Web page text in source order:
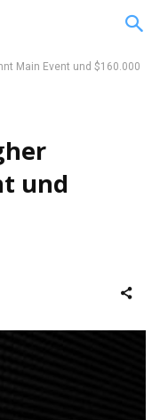
Main Event und $160.000
und